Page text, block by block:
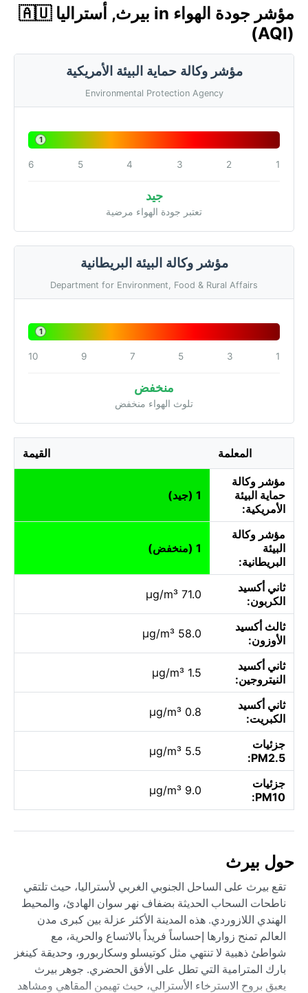
مؤشر جودة الهواء in بيرث, أستراليا 🇦🇺
(AQI)
مؤشر وكالة حماية البيئة الأمريكية
Environmental Protection Agency
1
1
2
3
4
5
6
جيد
تعتبر جودة الهواء مرضية
مؤشر وكالة البيئة البريطانية
Department for Environment, Food & Rural Affairs
1
1
3
5
7
9
10
منخفض
تلوث الهواء منخفض
المعلمة القيمة
مؤشر وكالة
حماية البيئة
الأمريكية:
1 (جيد)
مؤشر وكالة
البيئة
البريطانية:
1 (منخفض)
ثاني أكسيد
الكربون:
71.0 µg/m³
ثالث أكسيد
الأوزون:
58.0 µg/m³
ثاني أكسيد
النيتروجين:
1.5 µg/m³
ثاني أكسيد
الكبريت:
0.8 µg/m³
جزئيات
PM2.5:
5.5 µg/m³
جزئيات
PM10:
9.0 µg/m³
حول بيرث
تقع بيرث على الساحل الجنوبي الغربي لأستراليا، حيث تلتقي
ناطحات السحاب الحديثة بضفاف نهر سوان الهادئ، والمحيط
الهندي اللازوردي. هذه المدينة الأكثر عزلة بين كبرى مدن
العالم تمنح زوارها إحساساً فريداً بالاتساع والحرية، مع
شواطئ ذهبية لا تنتهي مثل كوتيسلو وسكاربورو، وحديقة كينغز
بارك المترامية التي تطل على الأفق الحضري. جوهر بيرث
يعبق بروح الاسترخاء الأسترالي، حيث تهيمن المقاهي ومشاهد